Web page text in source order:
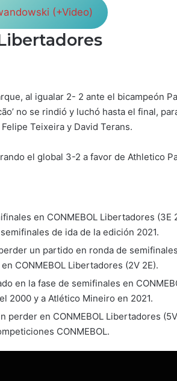
(+Video)
al igualar 2- 2 ante el bicampeón
no se rindió y luchó hasta el final,
Teixeira y David Terans.
el global 3-2 a favor de Athletico
en CONMEBOL Libertadores (3E
de ida de la edición 2021.
un partido en ronda de
CONMEBOL Libertadores (2V 2E).
en la fase de semifinales en
2000 y a Atlético Mineiro en 2021.
en CONMEBOL Libertadores
CONMEBOL.